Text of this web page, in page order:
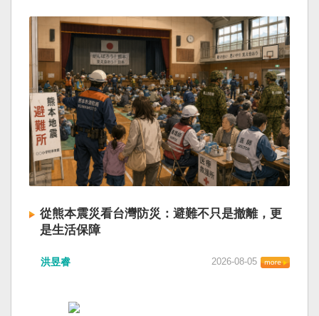
從熊本震災看台灣防災：避難不只是撤離，更
是生活保障
洪昱睿 2026-08-05